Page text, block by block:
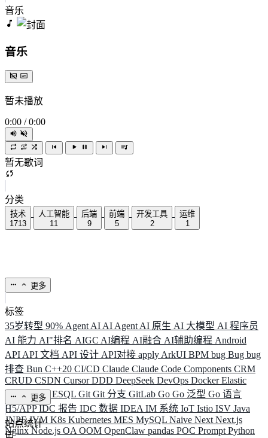
音乐
音乐
暂未播放
0:00 / 0:00
暂无歌词
分类
技术
1713
人工智能
11
后端
9
前端
5
开发工具
2
运维
1
更多
标签
35岁转型 90% Agent AI AI Agent AI 原生 AI 大模型 AI 程序员
AI 能力 AI"排名 AIGC AI编程 AI融合 AI辅助编程 Android
API API 文档 API 设计 API对接 apply ArkUI BPM bug Bug bug
排查 Bun C++20 CI/CD Claude Claude Code Components CRM
CRUD CSDN CursorDDD DeepSeek DevOps DockerElastic
ELK ElysiaESQL Git Git 分支 GitLab Go Go 泛型 Go 语言
H5/APPIDC 报告 IDC 数据 IDEA IM 系统 IoT Istio ISV Java
JNPFJVM K8s Kubernetes MES MySQL Naive Next Next.js
NginxNode.js OA OOM OpenClaw pandas POC Prompt Python
更多
站点统计